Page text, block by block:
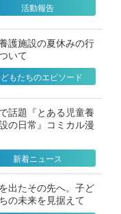
活動報告
護施設の夏休みの行
いて
もたちのエピソード
話題『とある児童養
の日常』コミカル漫
新着ニュース
出たその先へ。子ど
の未来を見据えて